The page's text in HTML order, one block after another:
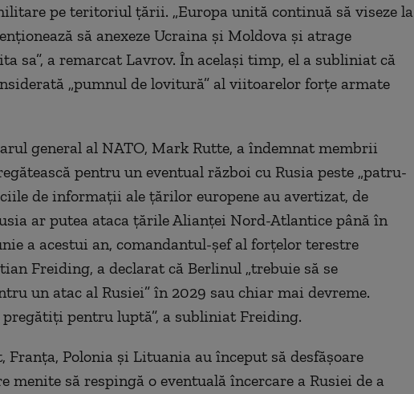
pe teritoriul țării. „Europa unită continuă să viseze la
să anexeze Ucraina și Moldova și atrage
sa”, a remarcat Lavrov. În același timp, el a subliniat că
„pumnul de lovitură” al viitoarelor forțe armate
general al NATO, Mark Rutte, a îndemnat membrii
pentru un eventual război cu Rusia peste „patru-
de informații ale țărilor europene au avertizat, de
ar putea ataca țările Alianței Nord-Atlantice până în
a acestui an, comandantul-șef al forțelor terestre
Freiding, a declarat că Berlinul „trebuie să se
un atac al Rusiei” în 2029 sau chiar mai devreme.
pregătiți pentru luptă”, a subliniat Freiding.
Franța, Polonia și Lituania au început să desfășoare
menite să respingă o eventuală încercare a Rusiei de a